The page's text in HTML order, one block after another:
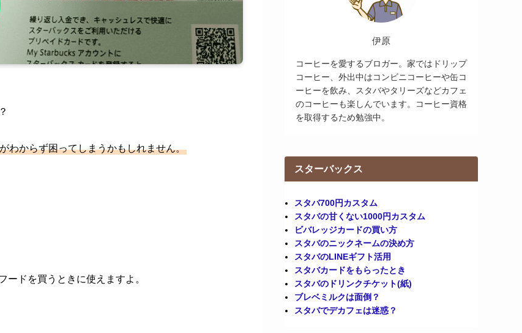
わからず困ってしまうかもしれません。
ードを買うときに使えますよ。
伊原
コーヒーを愛するブロガー。家ではドリップ
コーヒー、外出中はコンビニコーヒーや缶コ
ーヒーを飲み、スタバやタリーズなどカフェ
のコーヒーも楽しんでいます。コーヒー資格
を取得するため勉強中。
スターバックス
スタバ700円カスタム
スタバの甘くない1000円カスタム
ビバレッジカードの買い方
スタバのニックネームの決め方
スタバのLINEギフト活用
スタバカードをもらったとき
スタバのドリンクチケット(紙)
ブレベミルクは面倒？
スタバでデカフェは迷惑？